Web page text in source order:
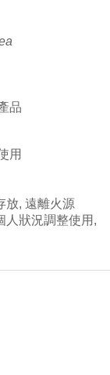
品
用
放, 遠離火源
人狀況調整使用,